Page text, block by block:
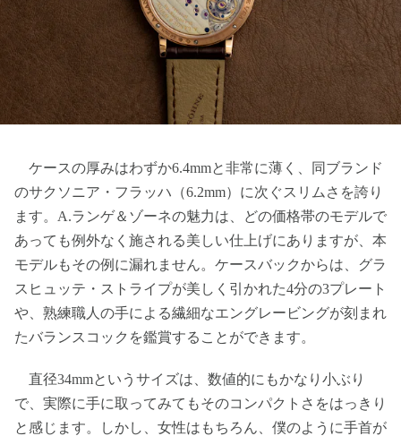
ケースの厚みはわずか6.4mmと非常に薄く、同ブランド
のサクソニア・フラッハ（6.2mm）に次ぐスリムさを誇り
ます。A.ランゲ＆ゾーネの魅力は、どの価格帯のモデルで
あっても例外なく施される美しい仕上げにありますが、本
モデルもその例に漏れません。ケースバックからは、グラ
スヒュッテ・ストライプが美しく引かれた4分の3プレート
や、熟練職人の手による繊細なエングレービングが刻まれ
たバランスコックを鑑賞することができます。
直径34mmというサイズは、数値的にもかなり小ぶり
で、実際に手に取ってみてもそのコンパクトさをはっきり
と感じます。しかし、女性はもちろん、僕のように手首が